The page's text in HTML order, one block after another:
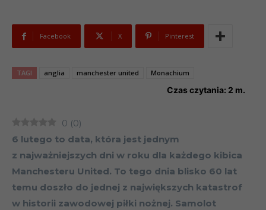
Facebook X Pinterest
TAGI anglia manchester united Monachium
Czas czytania: 2 m.
0 (0)
6 lutego to data, która jest jednym
z najważniejszych dni w roku dla każdego kibica
Manchesteru United. To tego dnia blisko 60 lat
temu doszło do jednej z największych katastrof
w historii zawodowej piłki nożnej. Samolot